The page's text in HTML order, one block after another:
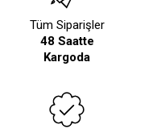
Tüm Siparişler
48 Saatte
Kargoda